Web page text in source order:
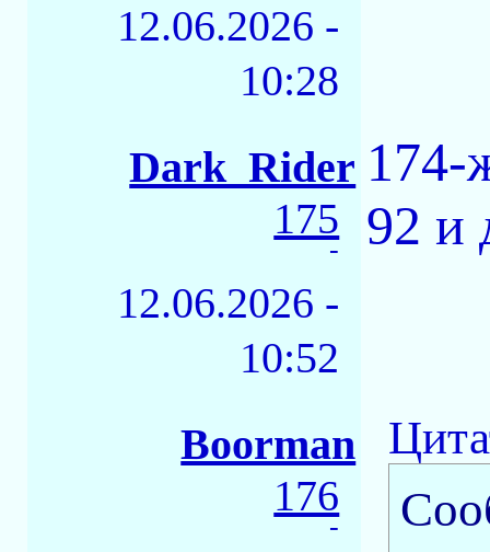
12.06.2026 -
10:28
Dark_Rider
175
-
12.06.2026 -
10:52
174-
92 и
Boorman
176
-